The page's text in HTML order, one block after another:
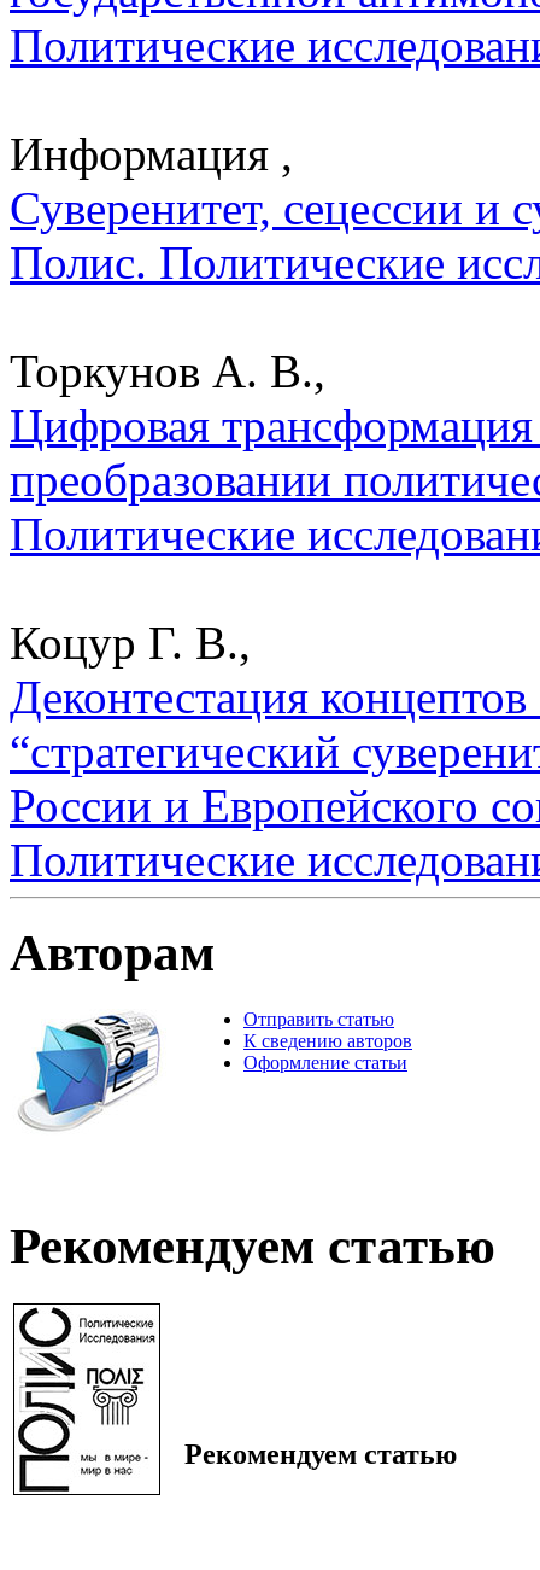
Политические
Информация ,
Суверенитет, сецессии и
Полис. Политические
Торкунов А. В.,
Цифровая трансформация
преобразовании
Политические
Коцур Г. В.,
Деконтестация концептов
“стратегический
России и Европейского
Политические
Авторам
Отправить статью
К сведению авторов
Оформление статьи
Рекомендуем статью
Рекомендуем статью